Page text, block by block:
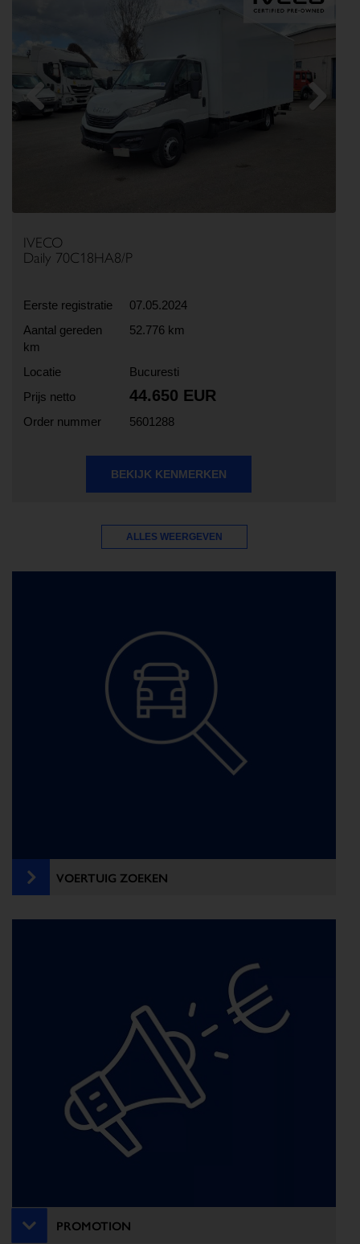
Previous
IVECO
Daily 70C18HA8/P
Eerste registratie
07.05.2024
Aantal gereden
km
52.776 km
Locatie
Bucuresti
Prijs netto
44.650 EUR
Order nummer 5601288
BEKIJK KENMERKEN
ALLES WEERGEVEN
VOERTUIG ZOEKEN
PROMOTION